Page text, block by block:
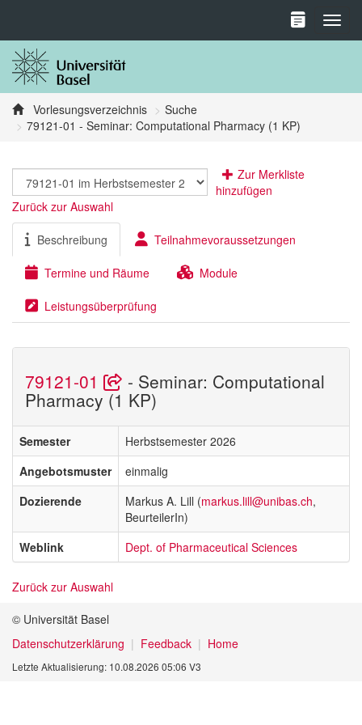
Vorlesungsverzeichnis
Suche
79121-01 - Seminar: Computational Pharmacy (1 KP)
Zur Merkliste
hinzufügen
Zurück zur Auswahl
Beschreibung Teilnahmevoraussetzungen
Termine und Räume Module
Leistungsüberprüfung
79121-01 - Seminar: Computational
Pharmacy (1 KP)
Semester
Herbstsemester 2026
Angebotsmuster
einmalig
Dozierende
Markus A. Lill (markus.lill@unibas.ch,
BeurteilerIn)
Weblink
Dept. of Pharmaceutical Sciences
Zurück zur Auswahl
© Universität Basel
Datenschutzerklärung
Feedback Home
Letzte Aktualisierung: 10.08.2026 05:06 V3